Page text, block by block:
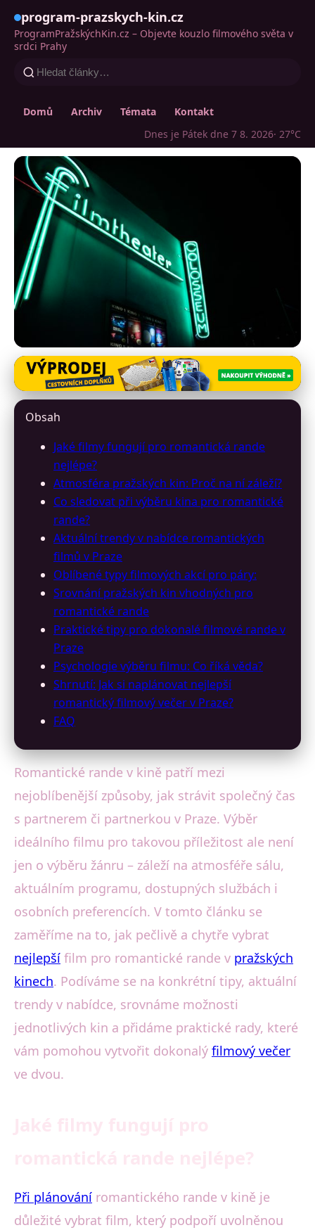
program-prazskych-kin.cz
ProgramPražskýchKin.cz – Objevte kouzlo filmového světa v
srdci Prahy
Domů Archiv Témata
Kontakt
Dnes je Pátek dne 7 8. 2026· 27°C
program-prazskych-kin.cz
Jak vybrat film pro romantický
22. 6. 2026· 10 min čtení · Autor: Lenka Sýkorová
Obsah
Jaké filmy fungují pro romantická rande
nejlépe?
Atmosféra pražských kin: Proč na ní záleží?
Co sledovat při výběru kina pro romantické
rande?
Aktuální trendy v nabídce romantických
filmů v Praze
Oblíbené typy filmových akcí pro páry:
Srovnání pražských kin vhodných pro
romantické rande
Praktické tipy pro dokonalé filmové rande v
Praze
Psychologie výběru filmu: Co říká věda?
Shrnutí: Jak si naplánovat nejlepší
romantický filmový večer v Praze?
FAQ
Romantické rande v kině patří mezi
nejoblíbenější způsoby, jak strávit společný čas
s partnerem či partnerkou v Praze. Výběr
ideálního filmu pro takovou příležitost ale není
jen o výběru žánru – záleží na atmosféře sálu,
aktuálním programu, dostupných službách i
osobních preferencích. V tomto článku se
zaměříme na to, jak pečlivě a chytře vybrat
nejlepší film pro romantické rande v pražských
kinech. Podíváme se na konkrétní tipy, aktuální
trendy v nabídce, srovnáme možnosti
jednotlivých kin a přidáme praktické rady, které
vám pomohou vytvořit dokonalý filmový večer
ve dvou.
Při plánování romantického rande v kině je
důležité vybrat film, který podpoří uvolněnou